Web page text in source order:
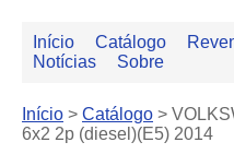
Início Catálogo
Notícias
Sobre
Início > Catálogo >
6x2 2p (diesel)(E5) 2014